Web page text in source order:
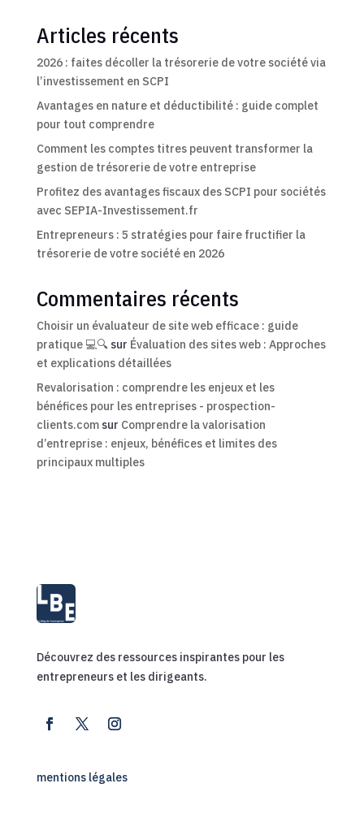
Articles récents
2026 : faites décoller la trésorerie de votre société via
l’investissement en SCPI
Avantages en nature et déductibilité : guide complet
pour tout comprendre
Comment les comptes titres peuvent transformer la
gestion de trésorerie de votre entreprise
Profitez des avantages fiscaux des SCPI pour sociétés
avec SEPIA-Investissement.fr
Entrepreneurs : 5 stratégies pour faire fructifier la
trésorerie de votre société en 2026
Commentaires récents
Choisir un évaluateur de site web efficace : guide
pratique 💻🔍 sur Évaluation des sites web : Approches
et explications détaillées
Revalorisation : comprendre les enjeux et les
bénéfices pour les entreprises - prospection-
clients.comsur Comprendre la valorisation
d’entreprise : enjeux, bénéfices et limites des
principaux multiples
Découvrez des ressources inspirantes pour les
entrepreneurs et les dirigeants.
mentions légales